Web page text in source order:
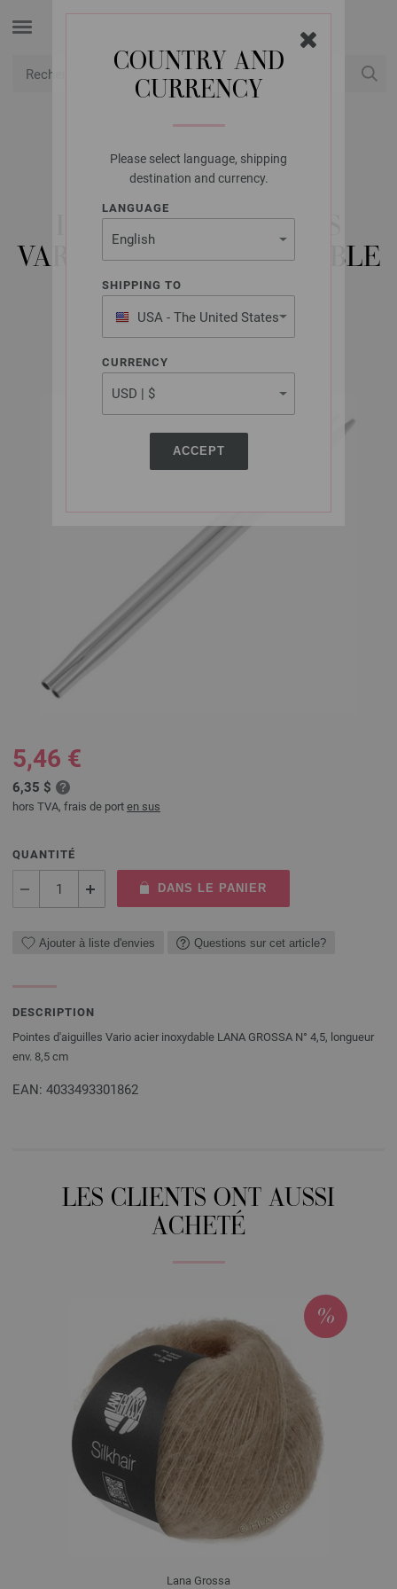
COUNTRY AND
CURRENCY
Please select language, shipping
destination and currency.
LANGUAGE
SHIPPING TO
USA - The United States
of America
CURRENCY
ACCEPT
LANA GROSSA
AIGUILLES
INTERCHANGEABLES
VARIO ACIER INOXYDABLE
N° 4,5 COURTES
5,46 €
6,35 $
hors TVA, frais de port en sus
QUANTITÉ
DANS LE PANIER
Ajouter à liste d'envies Questions sur cet article?
DESCRIPTION
Pointes d'aiguilles Vario acier inoxydable LANA GROSSA N° 4,5, longueur
env. 8,5 cm
EAN: 4033493301862
LES CLIENTS ONT AUSSI
ACHETÉ
Lana Grossa